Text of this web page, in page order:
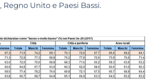
Unito e Paesi Bassi.